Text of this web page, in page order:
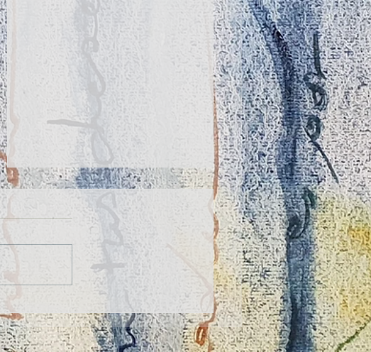
Firma de "Pequeños pasos para
grandes poetas" en Oviedo Feria
del Libro - OFELIA